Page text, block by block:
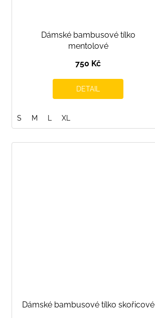
Dámské bambusové tílko
mentolové
750 Kč
DETAIL
S M XL
Dámské bambusové tílko skořicové